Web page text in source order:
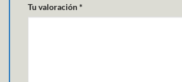
Tu valoración*